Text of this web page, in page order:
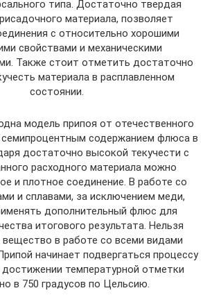
типа. Достаточно твердая
материала, позволяет
с относительно хорошими
свойствами и механическими
Также стоит отметить достаточно
материала в расплавленном
состоянии.
модель припоя от отечественного
семипроцентным содержанием флюса в
достаточно высокой текучести с
расходного материала можно
и плотное соединение. В работе со
и сплавами, за исключением меди,
дополнительный флюс для
итогового результата. Нельзя
вещество в работе со всеми видами
начинает подвергаться процессу
достижении температурной отметки
в 750 градусов по Цельсию.